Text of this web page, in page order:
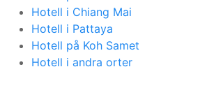
Hotell i Chiang Mai
Hotell i Pattaya
Hotell på Koh Samet
Hotell i andra orter